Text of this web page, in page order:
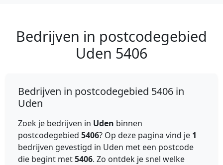
Bedrijven in postcodegebied
Uden 5406
Bedrijven in postcodegebied 5406 in
Uden
Zoek je bedrijven in Uden binnen
postcodegebied 5406? Op deze pagina vind je 1
bedrijven gevestigd in Uden met een postcode
die begint met5406. Zo ontdek je snel welke